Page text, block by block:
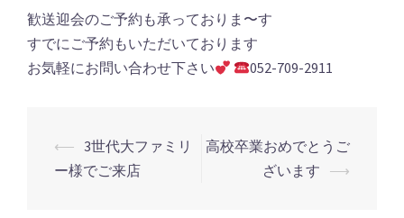
歓送迎会のご予約も承っておりま〜す
すでにご予約もいただいております
お気軽にお問い合わせ下さい
052-709-2911
投
稿
⟵ 3世代大ファミリ
ー様でご来店
高校卒業おめでとうご
ざいます ⟶